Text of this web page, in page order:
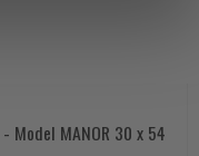
Model MANOR 30 x 54